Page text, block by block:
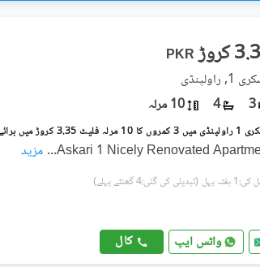
PKR کروڑ
3
4 10 مرلہ
Askari 1 Nicely Renovated
... مزید
ہفتہ پہل (تبدیلی کی گئی:4 گھنٹے پہلے)
واٹس ایپ کال